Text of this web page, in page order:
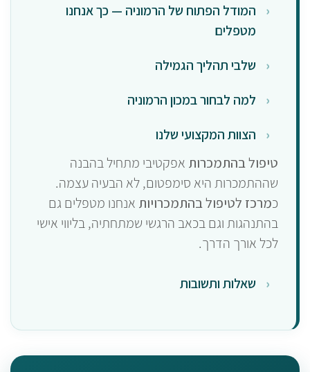
המודל הפתוח של הרמוניה — כך אנחנו
מטפלים
שלבי תהליך הגמילה
למה לבחור במכון הרמוניה
הצוות המקצועי שלנו
טיפול בהתמכרות אפקטיבי מתחיל בהבנה
שההתמכרות היא סימפטום, לא הבעיה עצמה.
כמרכז לטיפול בהתמכרויות אנחנו מטפלים גם
בהתנהגות וגם בכאב הרגשי שמתחתיה, בליווי אישי
לכל אורך הדרך.
שאלות ותשובות